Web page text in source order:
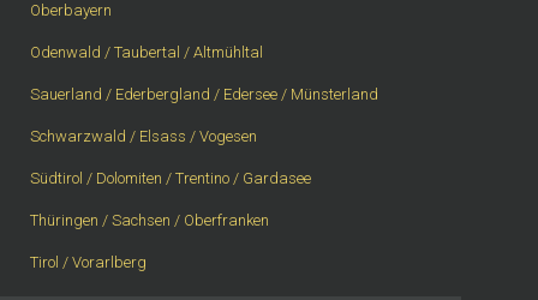
Oberbayern
Odenwald / Taubertal / Altmühltal
Sauerland / Ederbergland / Edersee / Münsterland
Schwarzwald / Elsass / Vogesen
Südtirol / Dolomiten / Trentino / Gardasee
Thüringen / Sachsen / Oberfranken
Tirol / Vorarlberg